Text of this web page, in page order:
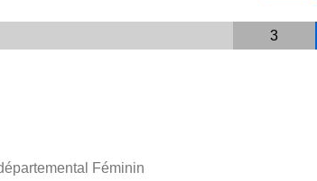
3
Féminin